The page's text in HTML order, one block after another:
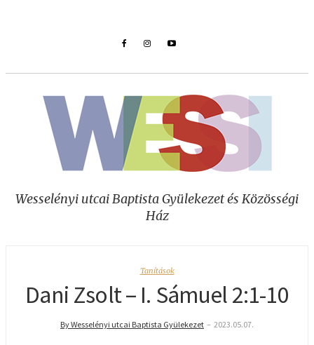
Wesselényi utcai Baptista Gyülekezet és Közösségi
Ház
Tanítások
Dani Zsolt – I. Sámuel 2:1-10
By Wesselényi utcai Baptista Gyülekezet – 2023.05.07.